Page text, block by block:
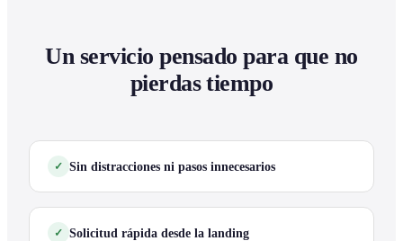
Un servicio pensado para que no
pierdas tiempo
Sin distracciones ni pasos innecesarios
Solicitud rápida desde la landing